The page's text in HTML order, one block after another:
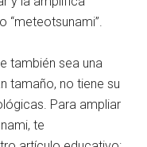
“meteotsunami”.
también sea una
tamaño, no tiene su
Para ampliar
te